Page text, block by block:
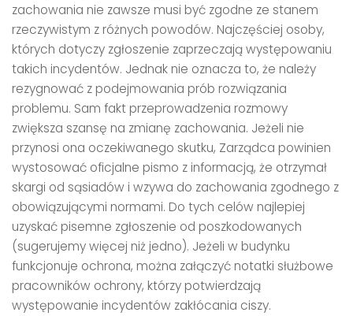
zachowania nie zawsze musi być zgodne ze stanem
rzeczywistym z różnych powodów. Najczęściej osoby,
których dotyczy zgłoszenie zaprzeczają występowaniu
takich incydentów. Jednak nie oznacza to, że należy
rezygnować z podejmowania prób rozwiązania
problemu. Sam fakt przeprowadzenia rozmowy
zwiększa szansę na zmianę zachowania. Jeżeli nie
przynosi ona oczekiwanego skutku, Zarządca powinien
wystosować oficjalne pismo z informacją, że otrzymał
skargi od sąsiadów i wzywa do zachowania zgodnego z
obowiązującymi normami. Do tych celów najlepiej
uzyskać pisemne zgłoszenie od poszkodowanych
(sugerujemy więcej niż jedno). Jeżeli w budynku
funkcjonuje ochrona, można załączyć notatki służbowe
pracowników ochrony, którzy potwierdzają
występowanie incydentów zakłócania ciszy.